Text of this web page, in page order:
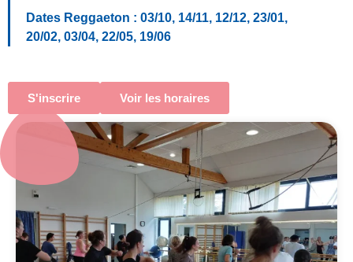
Dates Reggaeton : 03/10, 14/11, 12/12, 23/01,
20/02, 03/04, 22/05, 19/06
S'inscrire Voir les horaires